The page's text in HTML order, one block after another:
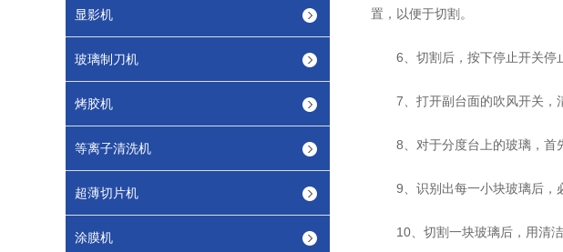
显影机
玻璃制刀机
烤胶机
等离子清洗机
超薄切片机
涂膜机
置，以便于切割。
6、切割后，按下停止开关停止
7、打开副台面的吹风开关，清
8、对于分度台上的玻璃，首先
9、识别出每一小块玻璃后，必
10、切割一块玻璃后，用清洁